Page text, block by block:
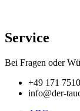
Service
Bei Fragen oder
+49 171
info@der-